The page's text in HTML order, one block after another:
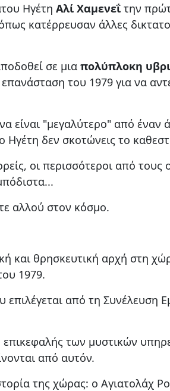
Ηγέτη Αλί Χαμενεΐ την
κατέρρευσαν άλλες
σε μια πολύπλοκη
του 1979 για να
είναι "μεγαλύτερο" από
Ηγέτη δεν σκοτώνεις το
οι περισσότεροι από τους
αλλού στον κόσμο.
και θρησκευτική αρχή στη
1979.
επιλέγεται από τη Συνέλευση
των μυστικών
από αυτόν.
της χώρας: ο Αγιατολάχ